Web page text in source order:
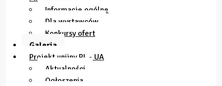
Informacje ogólne
Dla wystawców
Konkursy ofert
Galeria
Projekt unijny PL - UA
Aktualności
Ogłoszenia